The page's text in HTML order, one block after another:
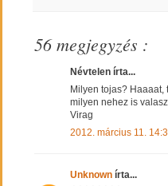
56 megjegyzés :
Névtelen írta...
Milyen tojas?
milyen nehez is
Virag
2012. március 11.
Unknown írta...